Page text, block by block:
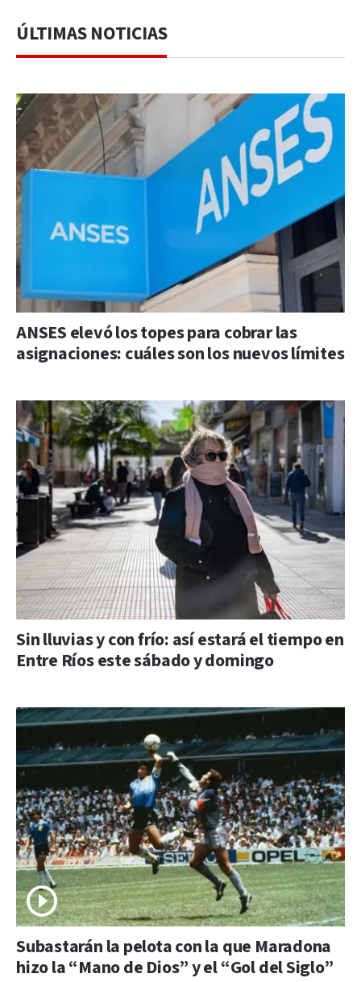
ÚLTIMAS NOTICIAS
ANSES elevó los topes para cobrar las
asignaciones: cuáles son los nuevos límites
Sin lluvias y con frío: así estará el tiempo en
Entre Ríos este sábado y domingo
Subastarán la pelota con la que Maradona
hizo la “Mano de Dios” y el “Gol del Siglo”